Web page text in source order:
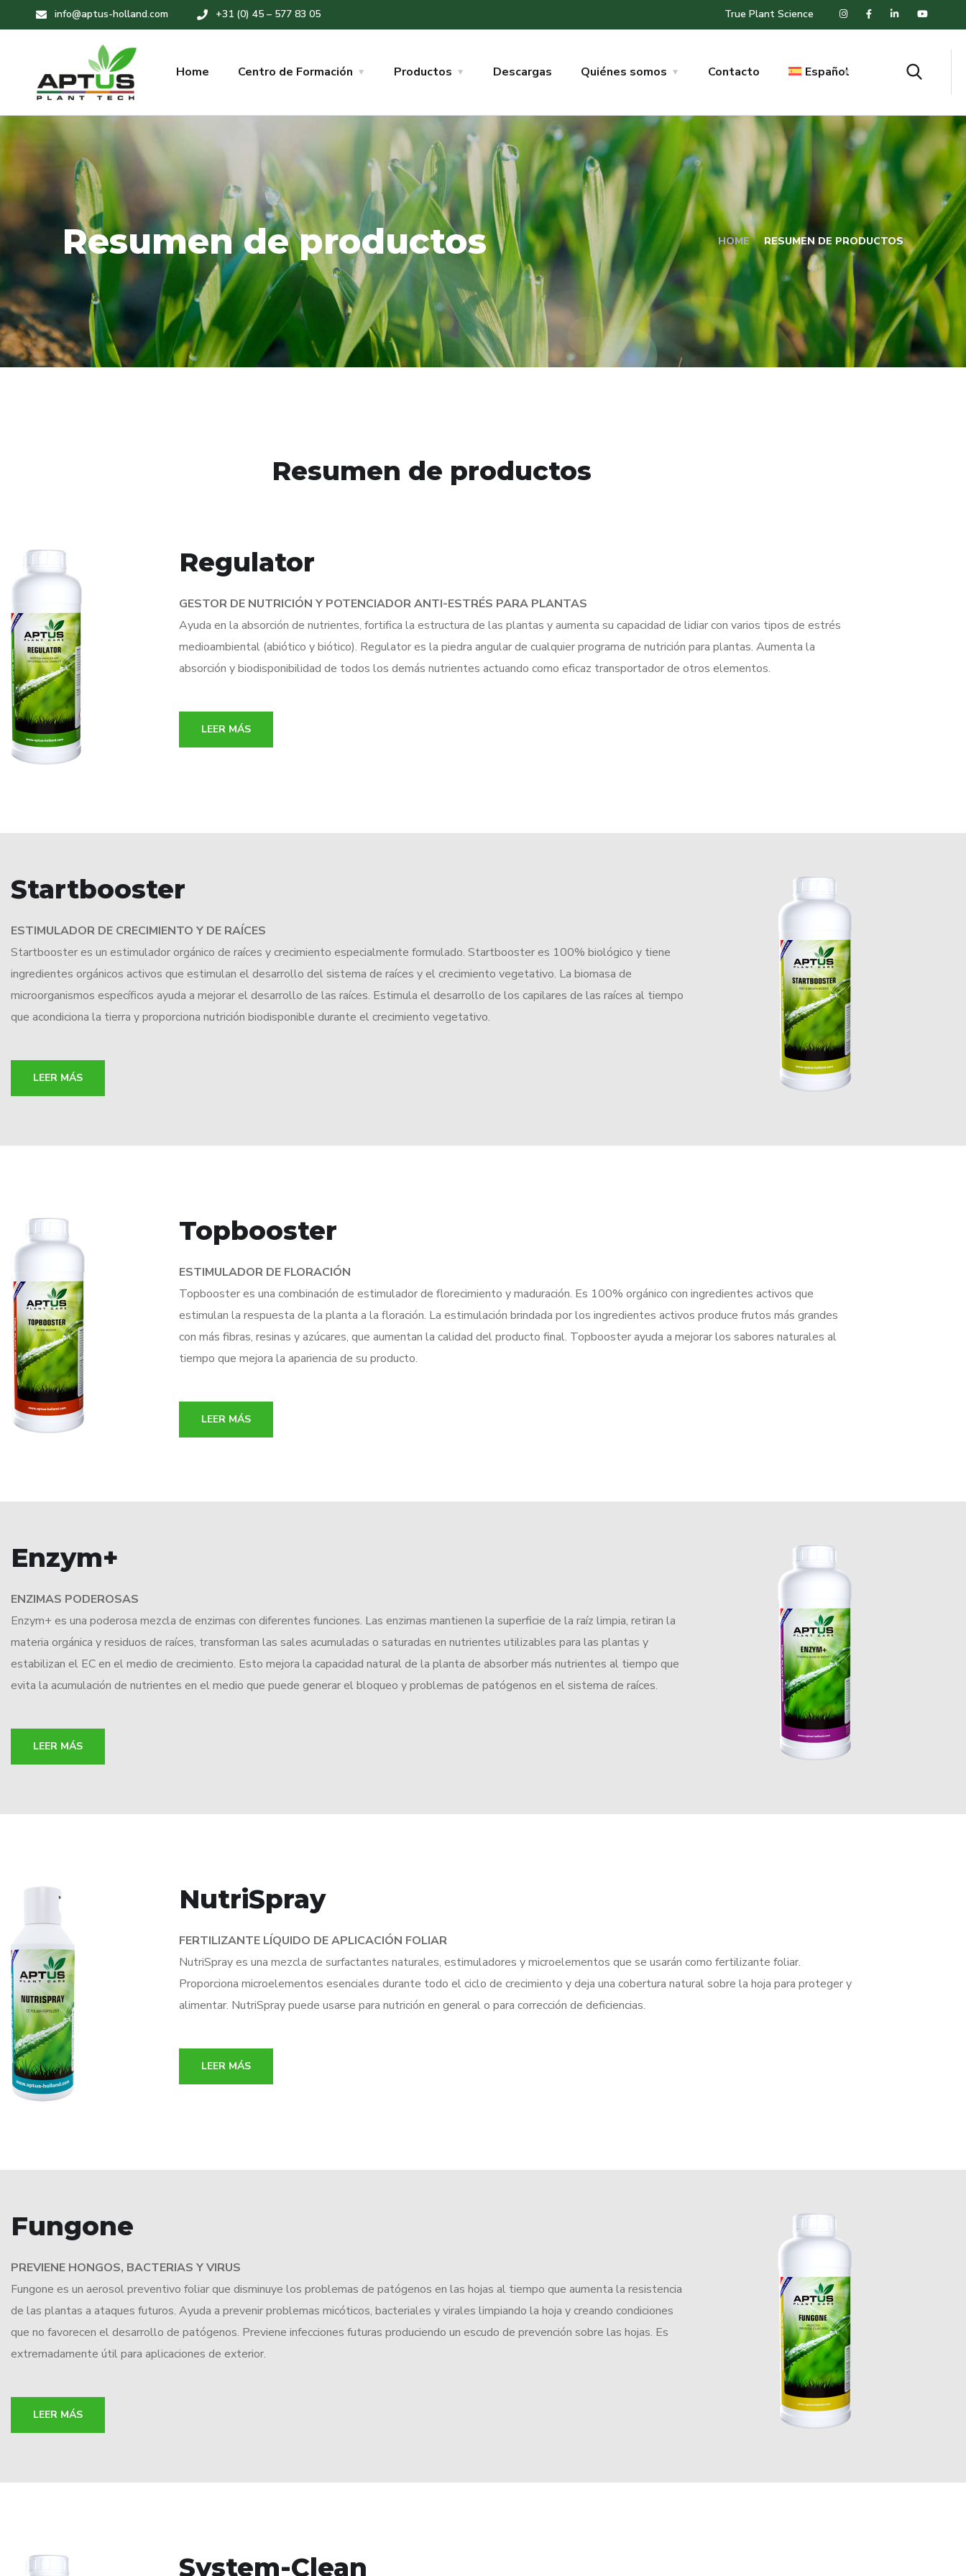
info@aptus-holland.com +31 (0) 45 – 577 83 05 True Plant Science
Home Centro de Formación Productos Descargas Quiénes somos Contacto Español
Resumen de productos HOME RESUMEN DE PRODUCTOS
Resumen de productos
Regulator
GESTOR DE NUTRICIÓN Y POTENCIADOR ANTI-ESTRÉS PARA PLANTAS
Ayuda en la absorción de nutrientes, fortifica la estructura de las plantas y aumenta su capacidad de lidiar con varios tipos de estrés
medioambiental (abiótico y biótico). Regulator es la piedra angular de cualquier programa de nutrición para plantas. Aumenta la
absorción y biodisponibilidad de todos los demás nutrientes actuando como eficaz transportador de otros elementos.
LEER MÁS
Startbooster
ESTIMULADOR DE CRECIMIENTO Y DE RAÍCES
Startbooster es un estimulador orgánico de raíces y crecimiento especialmente formulado. Startbooster es 100% biológico y tiene
ingredientes orgánicos activos que estimulan el desarrollo del sistema de raíces y el crecimiento vegetativo. La biomasa de
microorganismos específicos ayuda a mejorar el desarrollo de las raíces. Estimula el desarrollo de los capilares de las raíces al tiempo
que acondiciona la tierra y proporciona nutrición biodisponible durante el crecimiento vegetativo.
LEER MÁS
Topbooster
ESTIMULADOR DE FLORACIÓN
Topbooster es una combinación de estimulador de florecimiento y maduración. Es 100% orgánico con ingredientes activos que
estimulan la respuesta de la planta a la floración. La estimulación brindada por los ingredientes activos produce frutos más grandes
con más fibras, resinas y azúcares, que aumentan la calidad del producto final. Topbooster ayuda a mejorar los sabores naturales al
tiempo que mejora la apariencia de su producto.
LEER MÁS
Enzym+
ENZIMAS PODEROSAS
Enzym+ es una poderosa mezcla de enzimas con diferentes funciones. Las enzimas mantienen la superficie de la raíz limpia, retiran la
materia orgánica y residuos de raíces, transforman las sales acumuladas o saturadas en nutrientes utilizables para las plantas y
estabilizan el EC en el medio de crecimiento. Esto mejora la capacidad natural de la planta de absorber más nutrientes al tiempo que
evita la acumulación de nutrientes en el medio que puede generar el bloqueo y problemas de patógenos en el sistema de raíces.
LEER MÁS
NutriSpray
FERTILIZANTE LÍQUIDO DE APLICACIÓN FOLIAR
NutriSpray es una mezcla de surfactantes naturales, estimuladores y microelementos que se usarán como fertilizante foliar.
Proporciona microelementos esenciales durante todo el ciclo de crecimiento y deja una cobertura natural sobre la hoja para proteger y
alimentar. NutriSpray puede usarse para nutrición en general o para corrección de deficiencias.
LEER MÁS
Fungone
PREVIENE HONGOS, BACTERIAS Y VIRUS
Fungone es un aerosol preventivo foliar que disminuye los problemas de patógenos en las hojas al tiempo que aumenta la resistencia
de las plantas a ataques futuros. Ayuda a prevenir problemas micóticos, bacteriales y virales limpiando la hoja y creando condiciones
que no favorecen el desarrollo de patógenos. Previene infecciones futuras produciendo un escudo de prevención sobre las hojas. Es
extremadamente útil para aplicaciones de exterior.
LEER MÁS
System-Clean